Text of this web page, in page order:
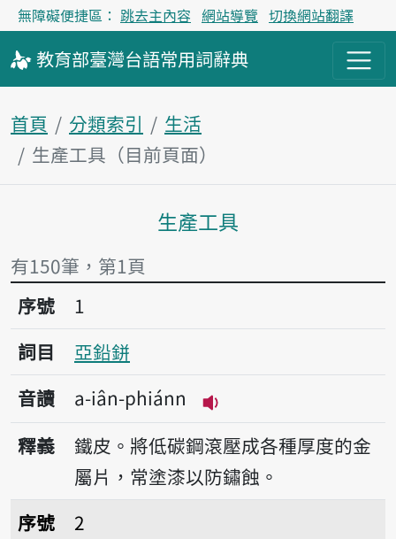
無障礙便捷區： 跳去主內容 網站導覽 切換網站翻譯
教育部臺灣台語常用詞辭典
首頁 分類索引
生活
生產工具（目前頁面）
主內容區塊
生產工具
有150筆，第1頁
序號1亞鉛鉼
序號
1
詞目
亞鉛鉼
音讀
a-iân-phiánn
播放音讀a-iân-phiánn
釋義
鐵皮。將低碳鋼滾壓成各種厚度的金
屬片，常塗漆以防鏽蝕。
序號2亞鉛線
序號
2